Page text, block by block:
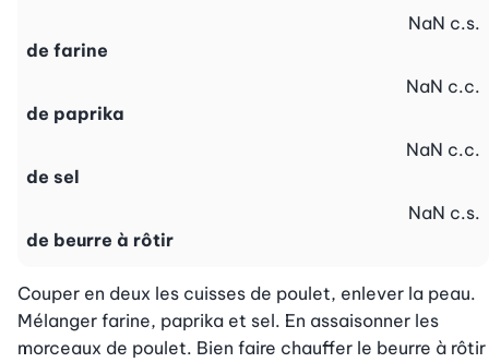
de farine
NaN c.s.
de paprika
NaN c.c.
de sel
NaN c.c.
de beurre à rôtir
NaN c.s.
Couper en deux les cuisses de poulet, enlever la peau.
Mélanger farine, paprika et sel. En assaisonner les
morceaux de poulet. Bien faire chauffer le beurre à rôtir